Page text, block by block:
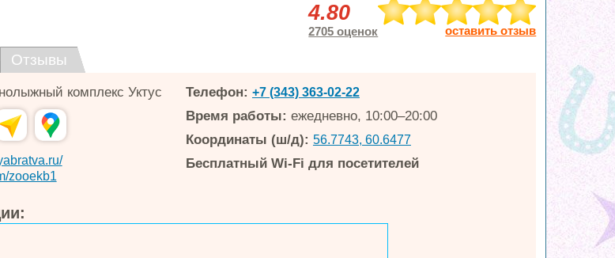
4.80
2705 оценок оставить отзыв
Отзывы
комплекс Уктус
zooekb1
Телефон: +7 (343) 363-02-22
Время работы: ежедневно, 10:00–20:00
Координаты (ш/д): 56.7743, 60.6477
Бесплатный Wi-Fi для посетителей